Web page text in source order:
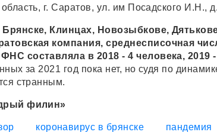
г. Саратов, ул. им Посадского И.Н.,
Клинцах, Новозыбкове,
компания, среднесписочная
составляла в 2018 - 4 человека, 2019 -
за 2021 год пока нет, но судя по
странным.
филин»
коронавирус в брянске
пандемия